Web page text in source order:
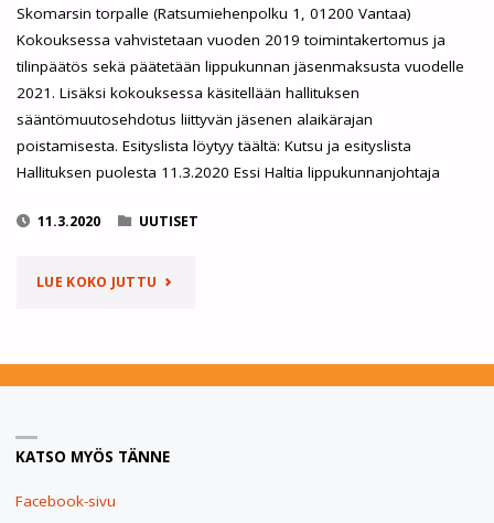
Skomarsin torpalle (Ratsumiehenpolku 1, 01200 Vantaa)
Kokouksessa vahvistetaan vuoden 2019 toimintakertomus ja
tilinpäätös sekä päätetään lippukunnan jäsenmaksusta vuodelle
2021. Lisäksi kokouksessa käsitellään hallituksen
sääntömuutosehdotus liittyvän jäsenen alaikärajan
poistamisesta. Esityslista löytyy täältä: Kutsu ja esityslista
Hallituksen puolesta 11.3.2020 Essi Haltia lippukunnanjohtaja
11.3.2020 UUTISET
LUE KOKO JUTTU "TERVETULOA
25.3."
KATSO MYÖS TÄNNE
Facebook-sivu